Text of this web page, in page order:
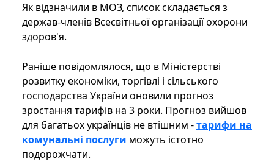
Як відзначили в МОЗ, список складається з
держав-членів Всесвітньої організації охорони
здоров'я.
Раніше повідомлялося, що в Міністерстві
розвитку економіки, торгівлі і сільського
господарства України оновили прогноз
зростання тарифів на 3 роки. Прогноз вийшов
для багатьох українців не втішним -тарифи на
комунальні послуги можуть істотно
подорожчати.